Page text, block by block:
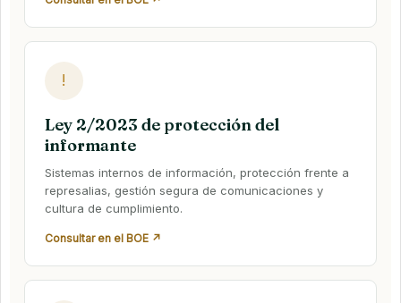
!
Ley 2/2023 de protección del
informante
Sistemas internos de información, protección frente a
represalias, gestión segura de comunicaciones y
cultura de cumplimiento.
Consultar en el BOE ↗